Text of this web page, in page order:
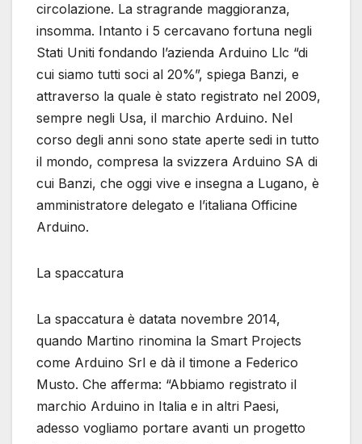
circolazione. La stragrande maggioranza,
insomma. Intanto i 5 cercavano fortuna negli
Stati Uniti fondando l’azienda Arduino Llc “di
cui siamo tutti soci al 20%”, spiega Banzi, e
attraverso la quale è stato registrato nel 2009,
sempre negli Usa, il marchio Arduino. Nel
corso degli anni sono state aperte sedi in tutto
il mondo, compresa la svizzera Arduino SA di
cui Banzi, che oggi vive e insegna a Lugano, è
amministratore delegato e l’italiana Officine
Arduino.
La spaccatura
La spaccatura è datata novembre 2014,
quando Martino rinomina la Smart Projects
come Arduino Srl e dà il timone a Federico
Musto. Che afferma: “Abbiamo registrato il
marchio Arduino in Italia e in altri Paesi,
adesso vogliamo portare avanti un progetto